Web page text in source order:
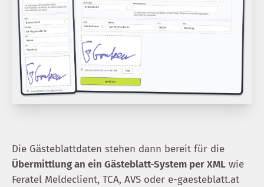
Die Gästeblattdaten stehen dann bereit für die
Übermittlung an ein Gästeblatt-System per XML wie
Feratel Meldeclient, TCA, AVS oder e-gaesteblatt.at